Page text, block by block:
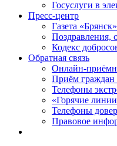
Госуслуги в
Пресс-центр
Газета «Брянск»
Поздравления,
Кодекс
Обратная связь
Онлайн-
Приём
Телефоны
«Горячие
Телефоны
Правовое